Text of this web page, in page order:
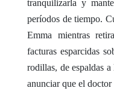
tranquilizarla y
períodos de tiempo.
Emma mientras
facturas esparcidas
rodillas, de espaldas
anunciar que el